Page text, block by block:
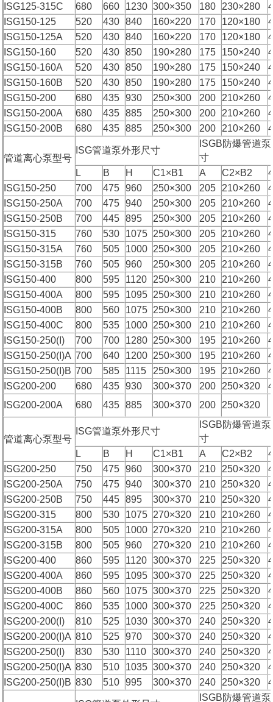
ISG125-315C
680 660 1230 300×350 180 230×280
ISG150-125
520 430 840 160×220 170 120×180
ISG150-125A
520 430 840 160×220 170 120×180
ISG150-160
520 430 850 190×280 175 150×240
ISG150-160A
520 430 850 190×280 175 150×240
ISG150-160B
520 430 850 190×280 175 150×240
ISG150-200
680 435 930 250×300 200 210×260
ISG150-200A
680 435 885 250×300 200 210×260
ISG150-200B
680 435 885 250×300 200 210×260
管道离心泵型号
ISG管道泵外形尺寸
ISGB防爆管道
寸
L
B H C1×B1 A C2×B2
ISG150-250
700 475 960 250×300 205 210×260
ISG150-250A
700 475 940 250×300 205 210×260
ISG150-250B
700 445 895 250×300 205 210×260
ISG150-315
760 530 1075 250×300 205 210×260
ISG150-315A
760 505 1000 250×300 205 210×260
ISG150-315B
760 505 960 250×300 205 210×260
ISG150-400
800 595 1120 250×300 210 210×260
ISG150-400A
800 595 1095 250×300 210 210×260
ISG150-400B
800 560 1075 250×300 210 210×260
ISG150-400C
800 535 1000 250×300 210 210×260
ISG150-250(I)
700 700 1280 250×300 195 210×260
ISG150-250(I)A 700 640 1200 250×300 195 210×260
ISG150-250(I)B 700 585 1115 250×300 195 210×260
ISG200-200
680 435 930 300×370 200 250×320
ISG200-200A
680 435 885 300×370 200 250×320
管道离心泵型号
ISG管道泵外形尺寸
ISGB防爆管道
寸
L
B H C1×B1 A C2×B2
ISG200-250
750 475 960 300×370 210 250×320
ISG200-250A
750 475 940 300×370 210 250×320
ISG200-250B
750 445 895 300×370 210 250×320
ISG200-315
800 530 1075 270×320 210 210×260
ISG200-315A
800 505 1000 270×320 210 210×260
ISG200-315B
800 505 960 270×320 210 210×260
ISG200-400
860 595 1120 300×370 225 250×320
ISG200-400A
860 595 1095 300×370 225 250×320
ISG200-400B
860 560 1075 300×370 225 250×320
ISG200-400C
860 535 1000 300×370 225 250×320
ISG200-200(I)
810 525 1030 300×370 240 250×320
ISG200-200(I)A 810 525 970 300×370 240 250×320
ISG200-250(I)
830 530 1110 300×370 240 250×320
ISG200-250(I)A 830 510 1035 300×370 240 250×320
ISG200-250(I)B 830 510 995 300×370 240 250×320
ISGB防爆管道